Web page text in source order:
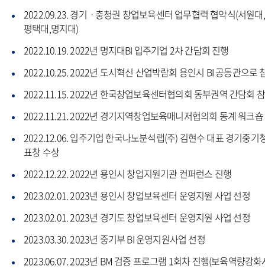
2022.09.23. 경기ㆍ충청권 창업보육센터 업무협력 협약식(서원대,
평택대,명지대)
2022.10.19. 2022년 명지대BI 입주기업 2차 간담회 진행
2022.10.25. 2022년 도시혁신 산업박람회 용인시 BI 공동관으로
2022.11.15. 2022년 한국창업보육센터협의회 동부권역 간담회
2022.11.21. 2022년 경기지역창업보육매니저협의회 동계 워크
2022.12.06. 입주기업 한국나노분석랩(주) 김현수 대표 경기중기
표창 수상
2022.12.22. 2022년 용인시 창업지원기관 컨퍼런스 진행
2023.02.01. 2023년 용인시 창업보육센터 운영지원 사업 선정
2023.02.01. 2023년 경기도 창업보육센터 운영지원 사업 선정
2023.03.30. 2023년 중기부 BI 운영지원사업 선정
2023.06.07. 2023년 BM 검증 프로그램 1회차 진행(보육역량강화